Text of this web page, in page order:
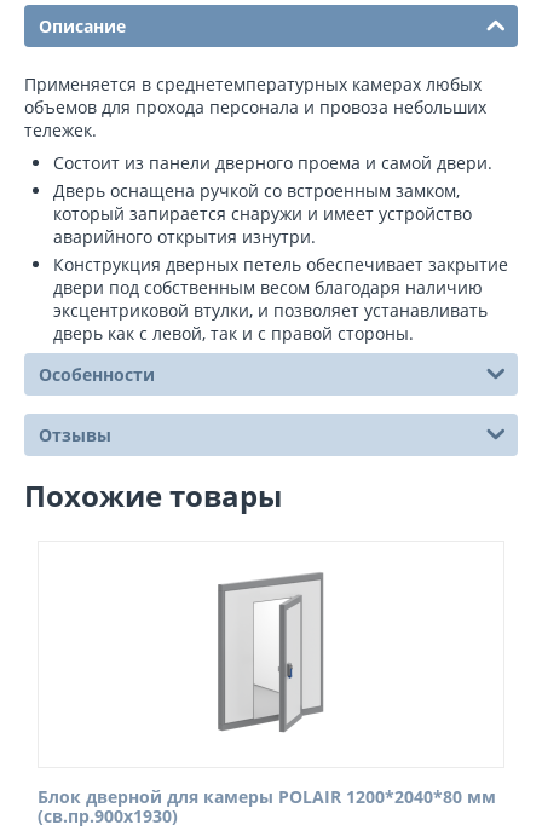
Описание
Применяется в среднетемпературных камерах любых
объемов для прохода персонала и провоза небольших
тележек.
Состоит из панели дверного проема и самой двери.
Дверь оснащена ручкой со встроенным замком,
который запирается снаружи и имеет устройство
аварийного открытия изнутри.
Конструкция дверных петель обеспечивает закрытие
двери под собственным весом благодаря наличию
эксцентриковой втулки, и позволяет устанавливать
дверь как с левой, так и с правой стороны.
Особенности
Отзывы
Похожие товары
Блок дверной для камеры POLAIR 1200*2040*80 мм
(св.пр.900х1930)